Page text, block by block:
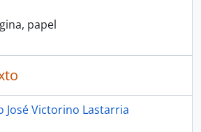
papel
José Victorino Lastarria